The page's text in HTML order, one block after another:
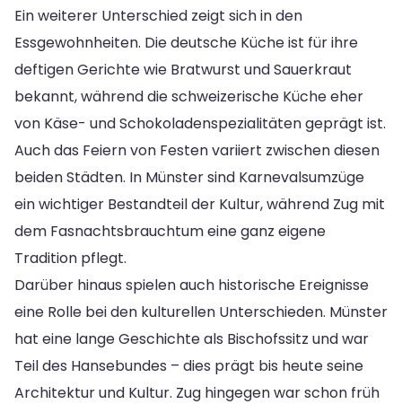
Ein weiterer Unterschied zeigt sich in den
Essgewohnheiten. Die deutsche Küche ist für ihre
deftigen Gerichte wie Bratwurst und Sauerkraut
bekannt, während die schweizerische Küche eher
von Käse- und Schokoladenspezialitäten geprägt ist.
Auch das Feiern von Festen variiert zwischen diesen
beiden Städten. In Münster sind Karnevalsumzüge
ein wichtiger Bestandteil der Kultur, während Zug mit
dem Fasnachtsbrauchtum eine ganz eigene
Tradition pflegt.
Darüber hinaus spielen auch historische Ereignisse
eine Rolle bei den kulturellen Unterschieden. Münster
hat eine lange Geschichte als Bischofssitz und war
Teil des Hansebundes – dies prägt bis heute seine
Architektur und Kultur. Zug hingegen war schon früh